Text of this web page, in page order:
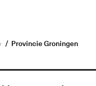
Provincie Groningen